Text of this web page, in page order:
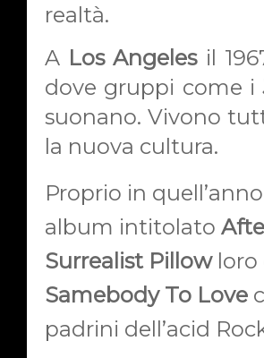
realtà.
A Los Angelesil
dove gruppi come i
suonano. Vivono
la nuova cultura.
Proprio in
album intitolato
Surrealist Pillow loro
Samebody To Love
padrini dell’acid